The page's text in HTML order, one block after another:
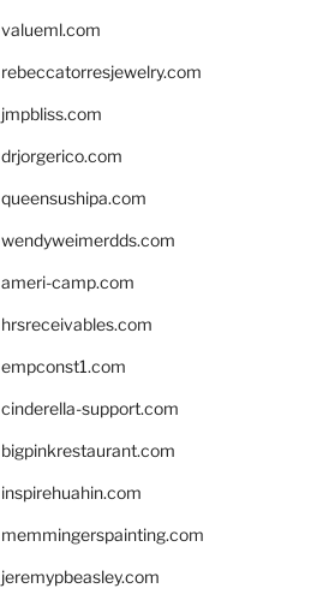
valueml.com
rebeccatorresjewelry.com
jmpbliss.com
drjorgerico.com
queensushipa.com
wendyweimerdds.com
ameri-camp.com
hrsreceivables.com
empconst1.com
cinderella-support.com
bigpinkrestaurant.com
inspirehuahin.com
memmingerspainting.com
jeremypbeasley.com